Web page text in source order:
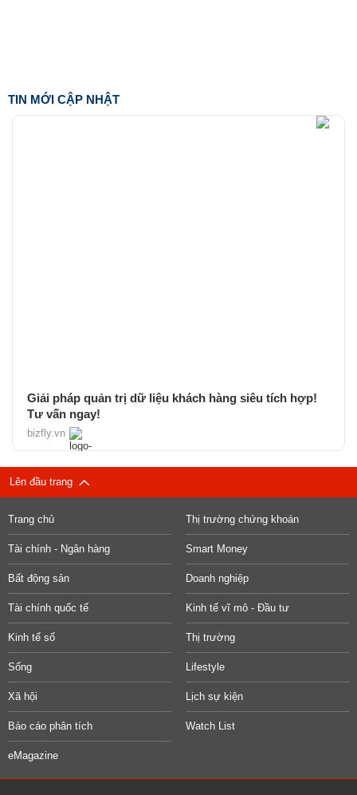
TIN MỚI CẬP NHẬT
Giải pháp quản trị dữ liệu khách hàng siêu tích hợp!
Tư vấn ngay!
bizfly.vn
Lên đầu trang
Trang chủ Thị trường chứng khoán
Tài chính - Ngân hàng Smart Money
Bất động sản Doanh nghiệp
Tài chính quốc tế Kinh tế vĩ mô - Đầu tư
Kinh tế số Thị trường
Sống Lifestyle
Xã hội Lịch sự kiện
Báo cáo phân tích Watch List
eMagazine